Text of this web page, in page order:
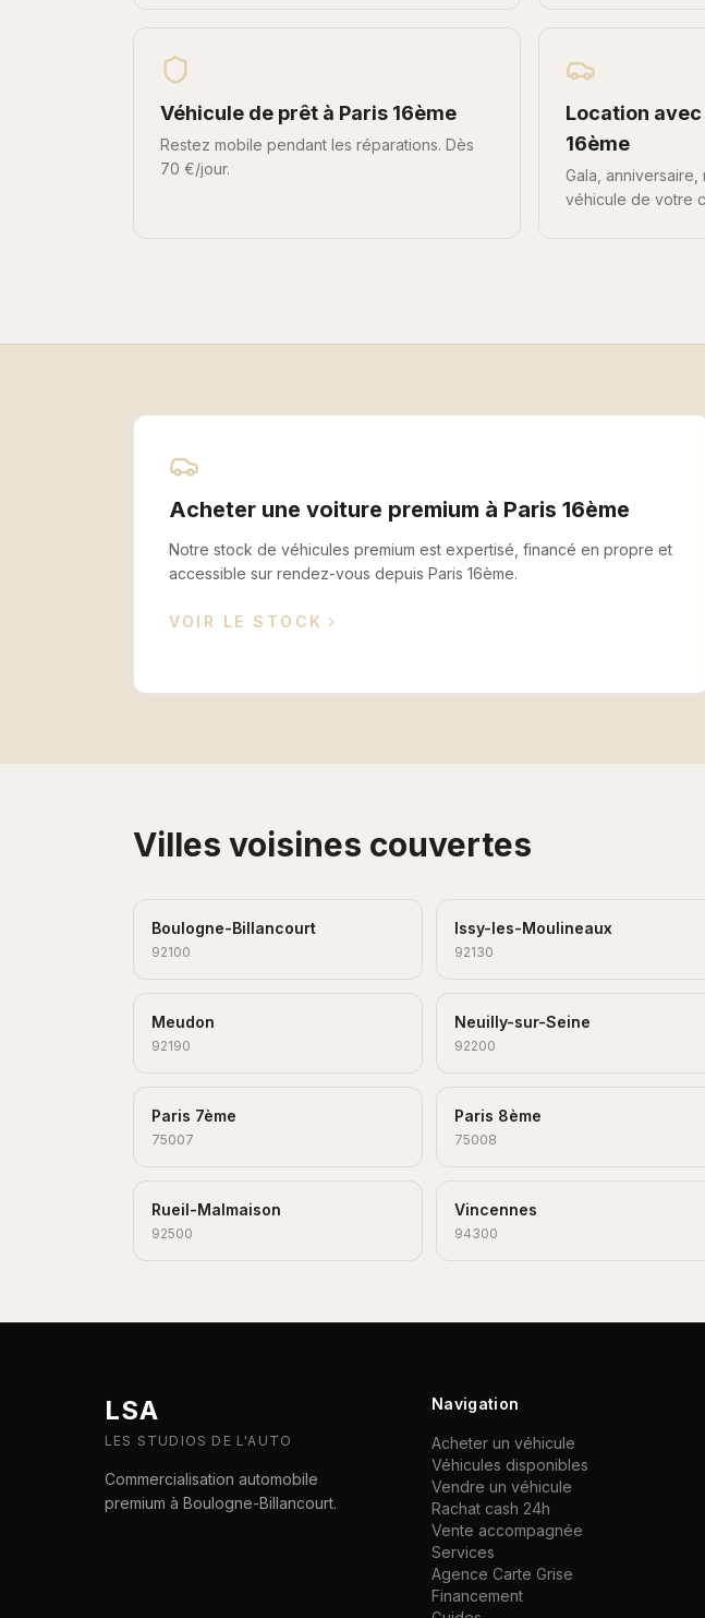
Véhicule de prêt à Paris 16ème
Restez mobile pendant les réparations. Dès
70 €/jour.
Location
16ème
Gala,
véhicule de votre
Acheter une voiture premium à Paris 16ème
Notre stock de véhicules premium est expertisé, financé en propre et
accessible sur rendez-vous depuis Paris 16ème.
VOIR LE STOCK
Villes voisines couvertes
Boulogne-Billancourt
92100
Issy-les-Moulineaux
92130
Meudon
92190
Neuilly-sur-Seine
92200
Paris 7ème
75007
Paris 8ème
75008
Rueil-Malmaison
92500
Vincennes
94300
LSA
LES STUDIOS DE L'AUTO
Commercialisation automobile
premium à Boulogne-Billancourt.
Navigation
Acheter un véhicule
Véhicules disponibles
Vendre un véhicule
Rachat cash 24h
Vente accompagnée
Services
Agence Carte Grise
Financement